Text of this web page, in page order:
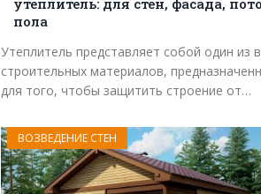
утеплитель: для стен, фасада,
пола
Утеплитель представляет собой один из
строительных материалов,
для того, чтобы защитить строение от…
ВОЗВЕДЕНИЕ СТЕН